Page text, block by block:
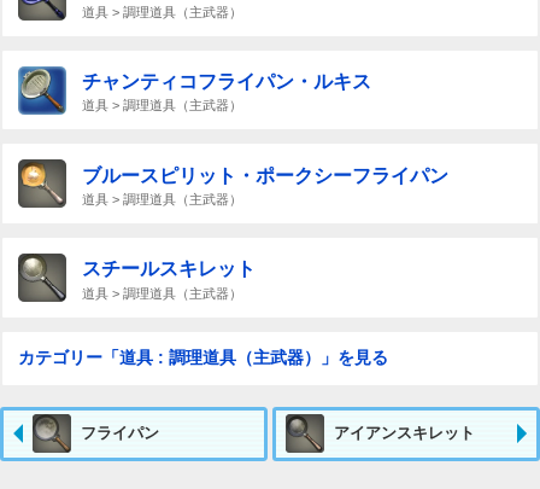
道具 > 調理道具（主武器）
チャンティコフライパン・ルキス
道具 > 調理道具（主武器）
ブルースピリット・ポークシーフライパン
道具 > 調理道具（主武器）
スチールスキレット
道具 > 調理道具（主武器）
カテゴリー「道具 : 調理道具（主武器）」を見る
フライパン アイアンスキレット